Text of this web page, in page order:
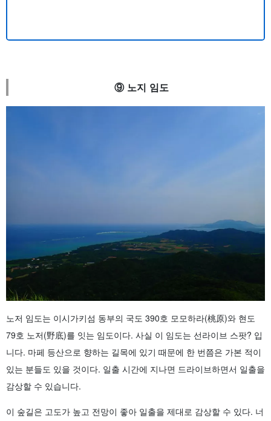
⑨ 노지 임도
노저 임도는 이시가키섬 동부의 국도 390호 모모하라(桃原)와 현도
79호 노저(野底)를 잇는 임도이다. 사실 이 임도는 선라이브 스팟? 입
니다. 마페 등산으로 향하는 길목에 있기 때문에 한 번쯤은 가본 적이
있는 분들도 있을 것이다. 일출 시간에 지나면 드라이브하면서 일출을
감상할 수 있습니다.
이 숲길은 고도가 높고 전망이 좋아 일출을 제대로 감상할 수 있다. 너